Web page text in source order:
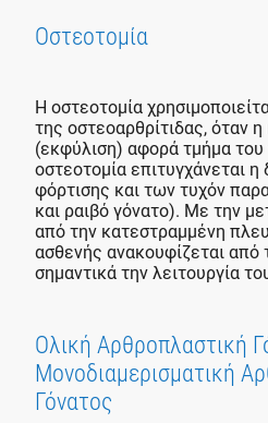
Οστεοτομία
Η οστεοτομία
της οστεοαρθρίτιδας, όταν
(εκφύλιση) αφορά τμήμα
οστεοτομία επιτυγχάνεται
φόρτισης και των τυχόν
και ραιβό γόνατο). Με την
από την κατεστραμμένη
ασθενής ανακουφίζεται από
σημαντικά την λειτουργία
Ολική Αρθροπλαστική
Μονοδιαμερισματική
Γόνατος